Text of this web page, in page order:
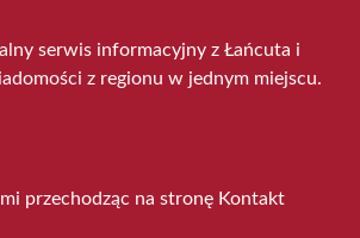
serwis informacyjny z Łańcuta i
z regionu w jednym miejscu.
przechodząc na stronę Kontakt